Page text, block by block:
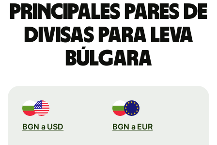
Principales pares de
divisas para leva
búlgara
BGN a USD BGN a EUR